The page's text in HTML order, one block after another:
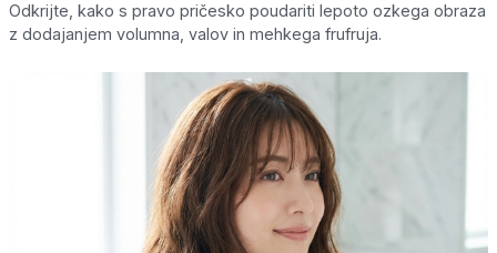
Odkrijte, kako s pravo pričesko poudariti lepoto ozkega obraza
z dodajanjem volumna, valov in mehkega frufruja.